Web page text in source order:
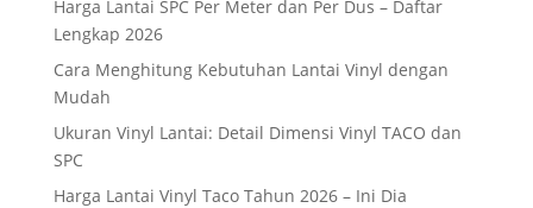
v
e
:
Harga Lantai SPC Per Meter dan Per Dus – Daftar
Lengkap 2026
Cara Menghitung Kebutuhan Lantai Vinyl dengan
Mudah
Ukuran Vinyl Lantai: Detail Dimensi Vinyl TACO dan
SPC
Harga Lantai Vinyl Taco Tahun 2026 – Ini Dia